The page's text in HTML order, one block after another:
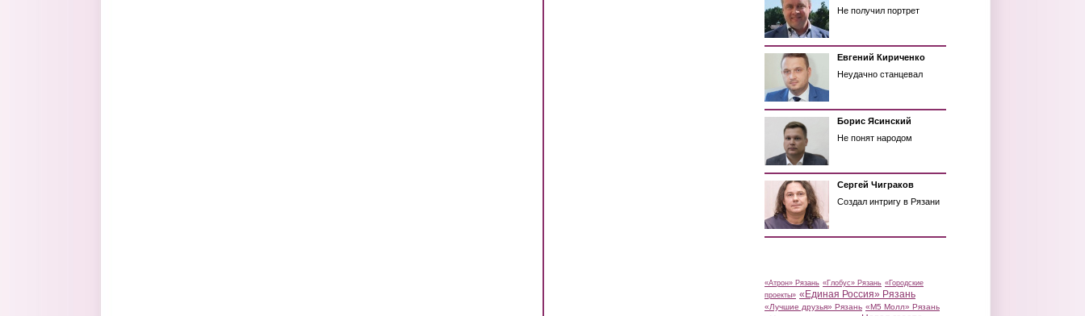
Не получил портрет
Евгений Кириченко
Неудачно станцевал
Борис Ясинский
Не понят народом
Сергей Чиграков
Создал интригу в Рязани
«Атрон» Рязань «Глобус» Рязань «Городские
проекты» «Единая Россия» Рязань
«Лучшие друзья» Рязань «М5 Молл» Рязань